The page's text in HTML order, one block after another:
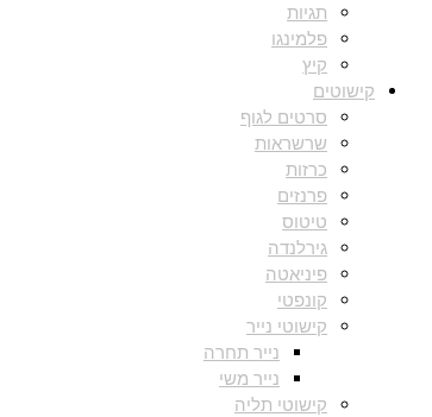
תגיות
פלמינגו
קיץ
קישוטים
סרטים לגוף
שרשראות
כרזות
פרנזים
טיטוס
גירלנדה
פיניאטה
קונפטי
קישוטי נייר
נייר תחרה
נייר משי
קישוטי תליה